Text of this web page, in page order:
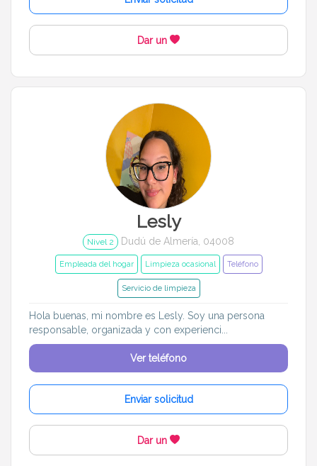
Idiomas del dudú
Cerrar Filtrar
Dar un
Lesly
Nivel 2 Dudú de Almería, 04008
Empleada del hogar Limpieza ocasional Teléfono
Servicio de limpieza
Hola buenas, mi nombre es Lesly. Soy una persona
responsable, organizada y con experienci...
Ver teléfono
Enviar solicitud
Dar un